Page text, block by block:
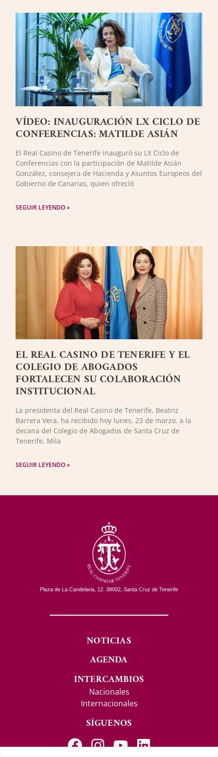
VÍDEO: INAUGURACIÓN LX CICLO DE
CONFERENCIAS: MATILDE ASIÁN
El Real Casino de Tenerife inauguró su LX Ciclo de
Conferencias con la participación de Matilde Asián
González, consejera de Hacienda y Asuntos Europeos del
Gobierno de Canarias, quien ofreció
SEGUIR LEYENDO »
EL REAL CASINO DE TENERIFE Y EL
COLEGIO DE ABOGADOS
FORTALECEN SU COLABORACIÓN
INSTITUCIONAL
La presidenta del Real Casino de Tenerife, Beatriz
Barrera Vera, ha recibido hoy lunes, 23 de marzo, a la
decana del Colegio de Abogados de Santa Cruz de
Tenerife, Mila
SEGUIR LEYENDO »
Plaza de La Candelaria, 12. 38002, Santa Cruz de Tenerife
NOTICIAS
AGENDA
INTERCAMBIOS
Nacionales
Internacionales
SÍGUENOS